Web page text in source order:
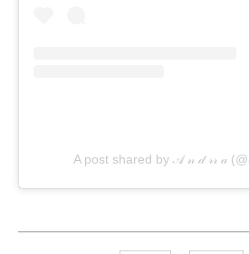
A post shared by 𝒜 𝓃 𝒹 𝓇𝓇 𝒶